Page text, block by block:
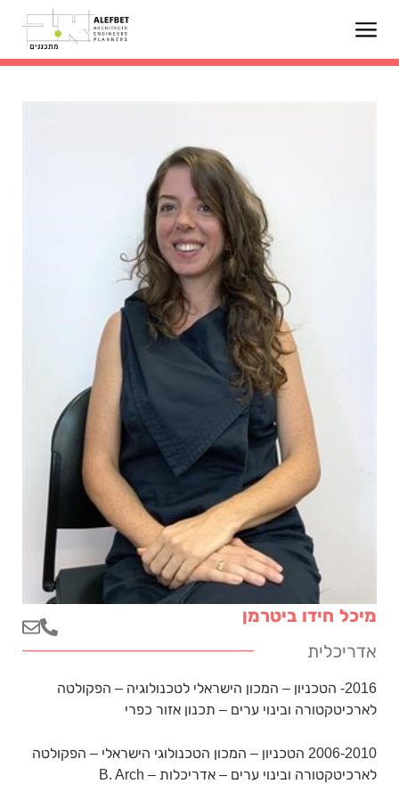
מיכל חידו ביטרמן
אדריכלית
2016- הטכניון – המכון הישראלי לטכנולוגיה – הפקולטה
לארכיטקטורה ובינוי ערים – תכנון אזור כפרי
2006-2010 הטכניון – המכון הטכנולוגי הישראלי – הפקולטה
לארכיטקטורה ובינוי ערים – אדריכלות – B. Arch